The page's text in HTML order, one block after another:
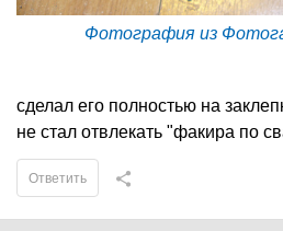
Фотография из
сделал его полностью на
не стал отвлекать "факира по
Ответить